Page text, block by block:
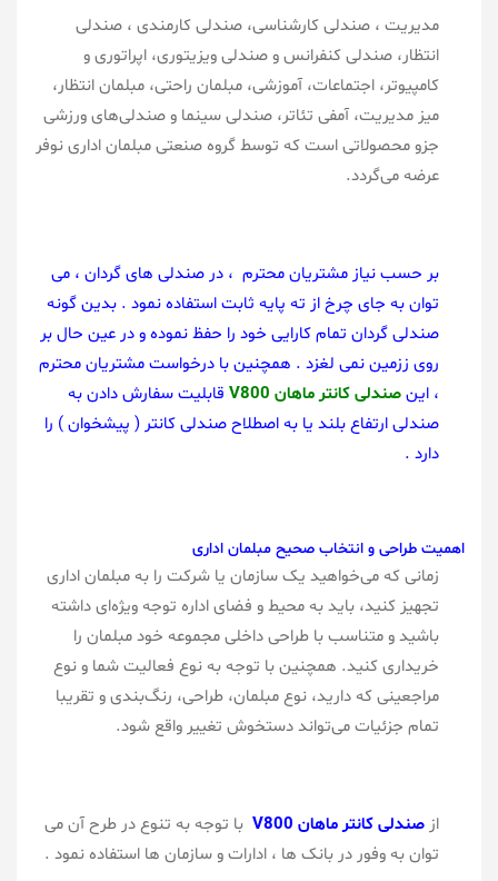
مدیریت ، صندلی کارشناسی، صندلی کارمندی ، صندلی
انتظار، صندلی کنفرانس و صندلی ویزیتوری، اپراتوری و
کامپیوتر، اجتماعات، آموزشی، مبلمان راحتی، مبلمان انتظار،
میز مدیریت، آمفی تئاتر، صندلی سینما و صندلی‌های ورزشی
جزو محصولاتی است که توسط گروه صنعتی مبلمان اداری نوفر
عرضه می‌گردد.
بر حسب نیاز مشتریان محترم ، در صندلی های گردان ، می
توان به جای چرخ از ته پایه ثابت استفاده نمود . بدین گونه
صندلی گردان تمام کارایی خود را حفظ نموده و در عین حال بر
روی ززمین نمی لغزد . همچنین با درخواست مشتریان محترم
، اینصندلیکانتر ماهان V800
قابلیت سفارش دادن به
صندلی ارتفاع بلند یا به اصطلاح صندلی کانتر ( پیشخوان ) را
دارد .
اهمیت طراحی و انتخاب صحیح مبلمان اداری
زمانی که می‌خواهید یک سازمان یا شرکت را به مبلمان اداری
تجهیز کنید، باید به محیط و فضای اداره توجه ویژه‌ای داشته
باشید و متناسب با طراحی داخلی مجموعه خود مبلمان را
خریداری کنید. همچنین با توجه به نوع فعالیت شما و نوع
مراجعینی که دارید، نوع مبلمان، طراحی، رنگ‌بندی و تقریبا
تمام جزئیات می‌تواند دستخوش تغییر واقع شود.
از صندلیکانترماهان V800
با توجه به تنوع در طرح آن می
توان به وفور در بانک ها ، ادارات و سازمان ها استفاده نمود .